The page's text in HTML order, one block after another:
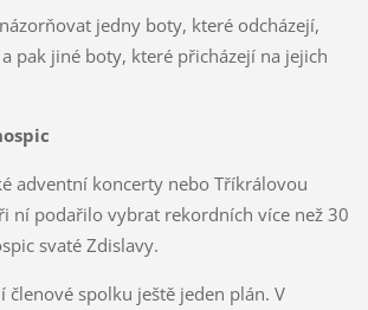
jedny boty, které odcházejí,
pak jiné boty, které přicházejí na jejich
adventní koncerty nebo Tříkrálovou
ní podařilo vybrat rekordních více než 30
svaté Zdislavy.
členové spolku ještě jeden plán. V